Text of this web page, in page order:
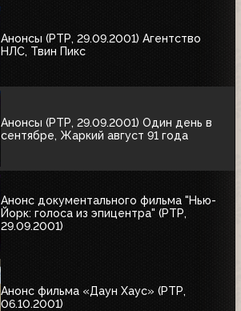
Анонсы (РТР, 29.09.2001) Агентство
НЛС, Твин Пикс
Анонсы (РТР, 29.09.2001) Один день в
сентябре, Жаркий август 91 года
Анонс документального фильма "Нью-
Йорк: голоса из эпицентра" (РТР,
29.09.2001)
Анонс фильма «Даун Хаус» (РТР,
06.10.2001)